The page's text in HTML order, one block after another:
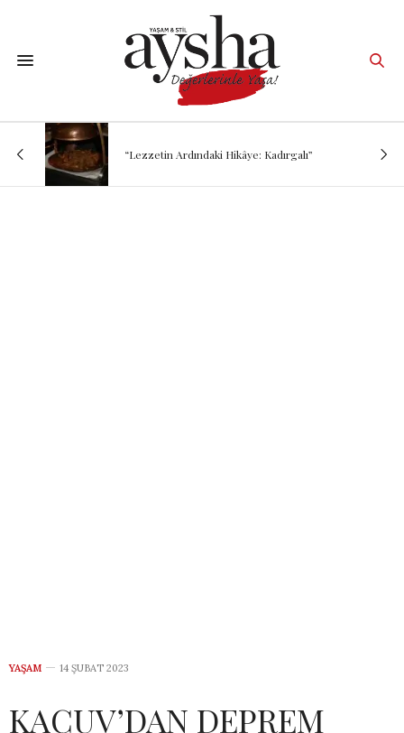
“Lezzetin Ardındaki Hikâye: Kadırgalı”
YAŞAM 14 ŞUBAT 2023
KAÇUV’DAN DEPREM